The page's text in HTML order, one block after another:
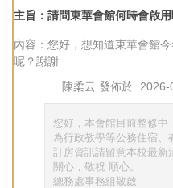
主旨：請問東華會館何時會啟用
內容：您好，想知道東華會館
呢？謝謝
陳柔云 發佈於 2026-
您好，本會館目前整修中
為行政教學等公務住宿、
訂房資訊請留意本校最新
關心，敬祝 順心。
總務處事務組敬啟